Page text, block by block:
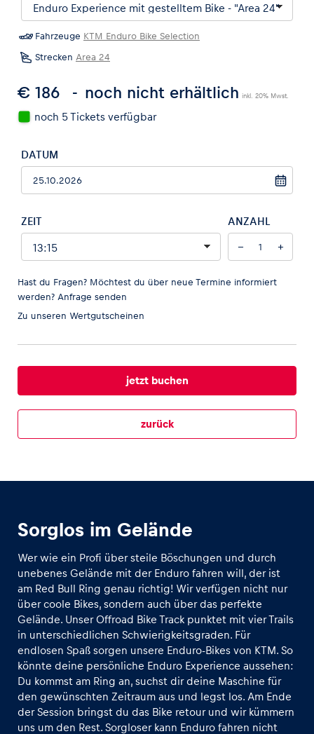
Seiten
Fahrzeug
Alle anzeigen
Business
Fahrzeuge KTM Enduro Bike Selection
Strecken Area 24
€ 186 noch nicht erhältlich inkl. 20% Mwst.
noch 5 Tickets verfügbar
DATUM
ZEIT ANZAHL
− +
Hast du Fragen? Möchtest du über neue Termine informiert
werden? Anfrage senden
Zu unseren Wertgutscheinen
jetzt buchen
zurück
Sorglos im Gelände
Wer wie ein Profi über steile Böschungen und durch
unebenes Gelände mit der Enduro fahren will, der ist
am Red Bull Ring genau richtig! Wir verfügen nicht nur
über coole Bikes, sondern auch über das perfekte
Gelände. Unser Offroad Bike Track punktet mit vier Trails
in unterschiedlichen Schwierigkeitsgraden. Für
endlosen Spaß sorgen unsere Enduro-Bikes von KTM. So
könnte deine persönliche Enduro Experience aussehen:
Du kommst am Ring an, suchst dir deine Maschine für
den gewünschten Zeitraum aus und legst los. Am Ende
der Session bringst du das Bike retour und wir kümmern
uns um den Rest. Sorgloser kann Enduro fahren nicht